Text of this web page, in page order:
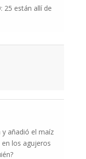
25 están allí de
y añadió el maíz
los agujeros